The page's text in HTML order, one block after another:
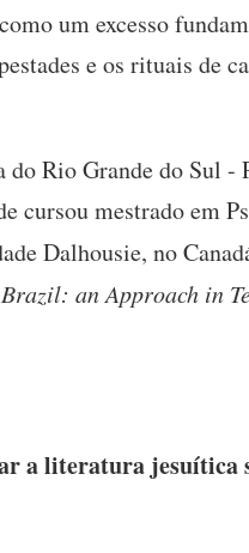
um excesso
e os rituais de
Rio Grande do Sul -
cursou mestrado em
Dalhousie, no
an Approach in
a literatura jesuítica